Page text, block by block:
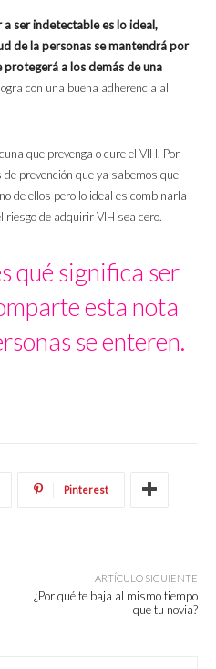
a ser indetectable es lo ideal,
de la personas se mantendrá por
a los demás de una
con una buena adherencia al
que prevenga o cure el VIH. Por
prevención que ya sabemos que
de ellos pero lo ideal es combinarla
riesgo de adquirir VIH sea cero.
qué significa ser
esta nota
se enteren.
Pinterest
ARTÍCULO SIGUIENTE
¿Por qué te baja al mismo tiempo
que tu novia?